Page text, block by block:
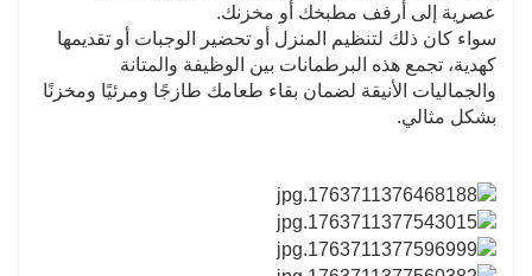
عصرية إلى أرفف مطبخك أو مخزنك.
سواء كان ذلك لتنظيم المنزل أو تحضير الوجبات أو تقديمها
كهدية، تجمع هذه البرطمانات بين الوظيفة والمتانة
والجماليات الأنيقة لضمان بقاء طعامك طازجًا ومرئيًا ومخزنًا
بشكل مثالي.